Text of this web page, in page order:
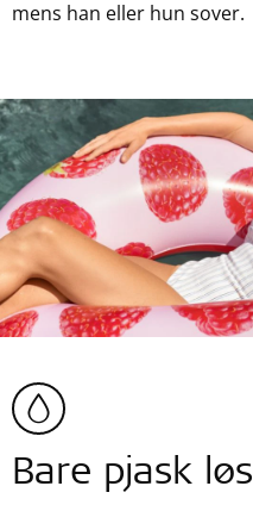
mens han eller hun sover.
Bare pjask løs